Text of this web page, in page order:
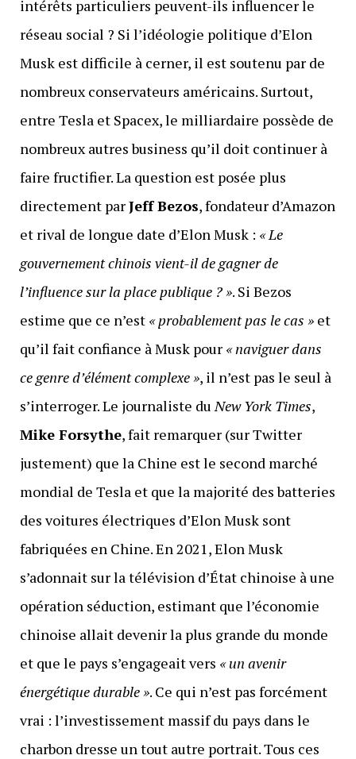
intérêts particuliers peuvent-ils influencer le
réseau social ? Si l’idéologie politique d’Elon
Musk est difficile à cerner, il est soutenu par de
nombreux conservateurs américains. Surtout,
entre Tesla et Spacex, le milliardaire possède de
nombreux autres business qu’il doit continuer à
faire fructifier. La question est posée plus
directement parJeff Bezos, fondateur d’Amazon
et rival de longue date d’Elon Musk : « Le
gouvernement chinois vient-il de gagner de
l’influence sur la place publique ? ». Si Bezos
estime que ce n’est « probablement pas le cas »et
qu’il fait confiance à Musk pour « naviguer dans
ce genre d’élément complexe », il n’est pas le seul à
s’interroger. Le journaliste duNew York Times,
Mike Forsythe, fait remarquer (sur Twitter
justement) que la Chine est le second marché
mondial de Tesla et que la majorité des batteries
des voitures électriques d’Elon Musk sont
fabriquées en Chine. En 2021, Elon Musk
s’adonnait sur la télévision d’État chinoise à une
opération séduction, estimant que l’économie
chinoise allait devenir la plus grande du monde
et que le pays s’engageait vers « un avenir
énergétique durable ». Ce qui n’est pas forcément
vrai : l’investissement massif du pays dans le
charbon dresse un tout autre portrait. Tous ces